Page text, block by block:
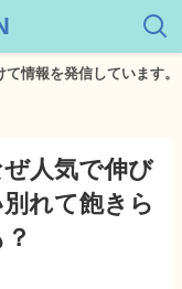
ています。
人気で伸び
れて飽きら